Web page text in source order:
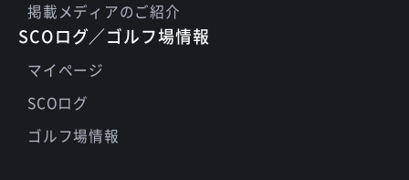
掲載メディアのご紹介
SCOログ／ゴルフ場情報
マイページ
SCOログ
ゴルフ場情報